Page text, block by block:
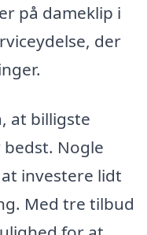
på dameklip i
der
at billigste
Nogle
investere lidt
Med tre tilbud